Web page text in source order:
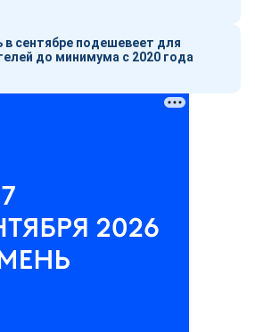
в сентябре подешевеет для
до минимума с 2020 года